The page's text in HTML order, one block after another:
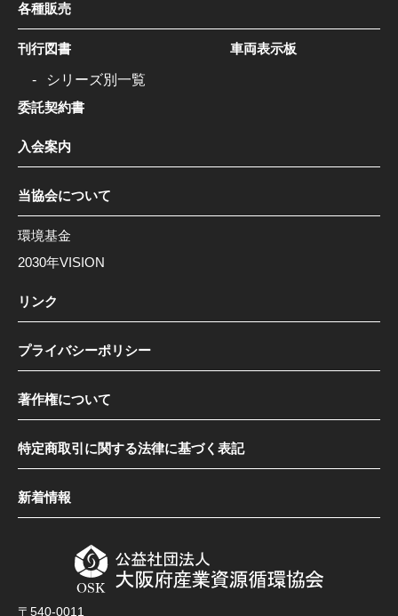
各種販売
刊行図書
シリーズ別一覧
委託契約書
車両表示板
入会案内
当協会について
環境基金
2030年VISION
リンク
プライバシーポリシー
著作権について
特定商取引に関する法律に基づく表記
新着情報
〒540-0011